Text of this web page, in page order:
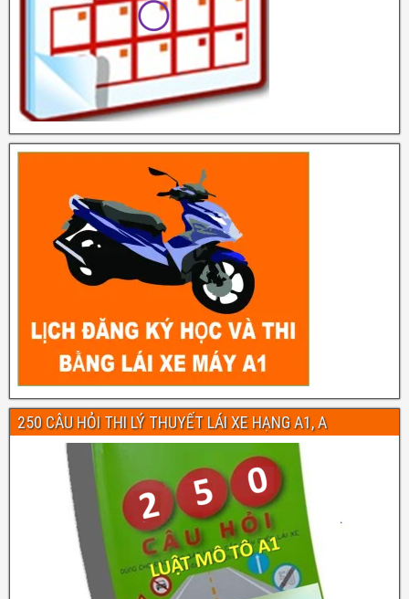
250 CÂU HỎI THI LÝ THUYẾT LÁI XE HẠNG A1, A